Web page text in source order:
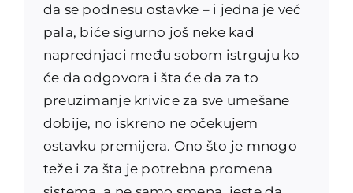
da se podnesu ostavke – i jedna je već
pala, biće sigurno još neke kad
naprednjaci među sobom istrguju ko
će da odgovora i šta će da za to
preuzimanje krivice za sve umešane
dobije, no iskreno ne očekujem
ostavku premijera. Ono što je mnogo
teže i za šta je potrebna promena